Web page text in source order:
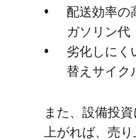
配送効率の​
ガソリン代
劣化しにく
替えサイク
また、​設備投
上がれば、​売